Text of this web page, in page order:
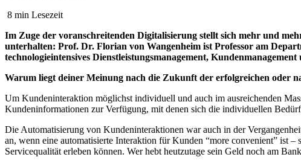
8 min Lesezeit
Im Zuge der voranschreitenden Digitalisierung stellt sich mehr und
unterhalten: Prof. Dr. Florian von Wangenheim ist Professor am
technologieintensives Dienstleistungsmanagement,
Warum liegt deiner Meinung nach die Zukunft der erfolgreichen oder
Um Kundeninteraktion möglichst individuell und auch im ausreichenden
Kundeninformationen zur Verfügung, mit denen sich die individuellen
Die Automatisierung von Kundeninteraktionen war auch in der
an, wenn eine automatisierte Interaktion für Kunden “more convenient” ist
Servicequalität erleben können. Wer hebt heutzutage sein Geld noch am